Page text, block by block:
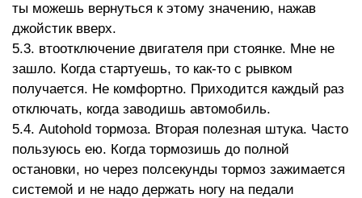
ты можешь вернуться к этому значению, нажав
джойстик вверх.
5.3. втоотключение двигателя при стоянке. Мне не
зашло. Когда стартуешь, то как-то с рывком
получается. Не комфортно. Приходится каждый раз
отключать, когда заводишь автомобиль.
5.4. Autohold тормоза. Вторая полезная штука. Часто
пользуюсь ею. Когда тормозишь до полной
остановки, но через полсекунды тормоз зажимается
системой и не надо держать ногу на педали